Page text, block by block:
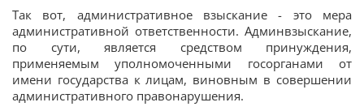
Так вот, административное взыскание - это мера
административной ответственности. Админвзыскание,
по сути, является средством принуждения,
применяемым уполномоченными госорганами от
имени государства к лицам, виновным в совершении
административного правонарушения.